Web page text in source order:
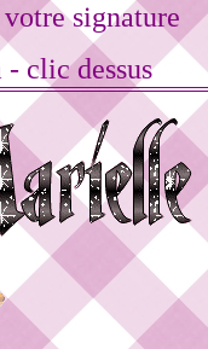
signature
clic dessus